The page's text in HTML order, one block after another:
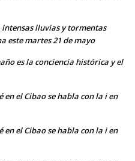
lluvias y tormentas
este martes 21 de mayo
es la conciencia histórica y el
en el Cibao se habla con la i en
en el Cibao se habla con la i en